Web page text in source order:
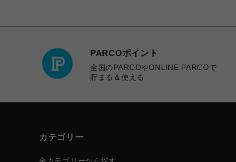
PARCOポイント
全国のPARCOやONLINE PARCOで
貯まる＆使える
カテゴリー